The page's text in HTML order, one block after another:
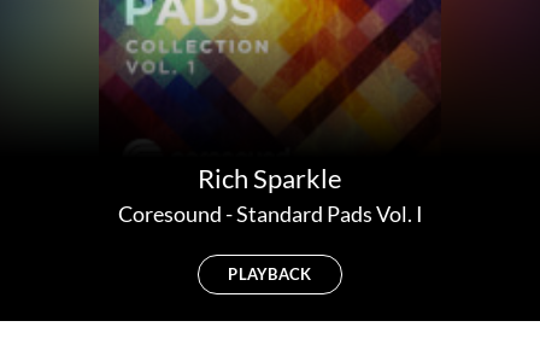
Rich Sparkle
Coresound-Standard Pads Vol. I
PLAYBACK